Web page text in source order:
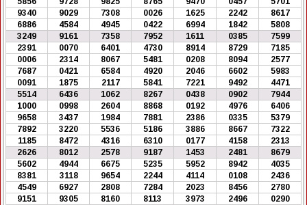
9340
9029 7308 0026 1625 2242
8617
6886
4584 4945 0422 6994 1842
5808
3249
9161 7358 7952 1611 0385
7599
2391
0070 6401 4730 8914 8729
7185
0006
2314 8067 5481 0208 8094
2577
7687
0421 6584 4920 2046 6602
5983
0091
1875 2117 5841 7221 9492
4471
5514
6436 1062 8267 0438 0902
7944
1000
0998 2604 8868 0192 4976
6406
9658
3437 1984 7881 2386 0335
5379
7892
3220 5536 5186 3886 8667
7322
1185
8472 4316 6310 0177 4158
2313
2626
8012 2578 9187 1453 2481
8679
5602
4944 6675 5235 5952 8942
4035
8381
3118 9654 2244 4114 0108
2436
4549
6927 2808 7284 2023 8456
2780
9151
9305 8160 8113 3973 2496
0290